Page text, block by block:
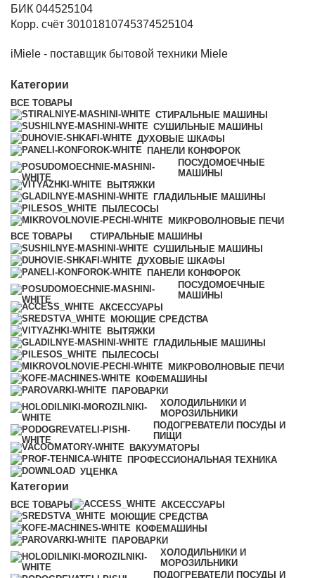
БИК 044525104
Корр. счёт 30101810745374525104
iMiele - поставщик бытовой техники Miele
Категории
ВСЕ ТОВАРЫ
СТИРАЛЬНЫЕ МАШИНЫ
СУШИЛЬНЫЕ МАШИНЫ
ДУХОВЫЕ ШКАФЫ
ПАНЕЛИ КОНФОРОК
ПОСУДОМОЕЧНЫЕ
МАШИНЫ
ВЫТЯЖКИ
ГЛАДИЛЬНЫЕ МАШИНЫ
ПЫЛЕСОСЫ
МИКРОВОЛНОВЫЕ ПЕЧИ
ВСЕ ТОВАРЫ
СТИРАЛЬНЫЕ МАШИНЫ
СУШИЛЬНЫЕ МАШИНЫ
ДУХОВЫЕ ШКАФЫ
ПАНЕЛИ КОНФОРОК
ПОСУДОМОЕЧНЫЕ
МАШИНЫ
АКСЕССУАРЫ
МОЮЩИЕ СРЕДСТВА
ВЫТЯЖКИ
ГЛАДИЛЬНЫЕ МАШИНЫ
ПЫЛЕСОСЫ
МИКРОВОЛНОВЫЕ ПЕЧИ
КОФЕМАШИНЫ
ПАРОВАРКИ
ХОЛОДИЛЬНИКИ И
МОРОЗИЛЬНИКИ
ПОДОГРЕВАТЕЛИ ПОСУДЫ И
ПИЩИ
ВАКУУМАТОРЫ
ПРОФЕССИОНАЛЬНАЯ ТЕХНИКА
УЦЕНКА
Категории
ВСЕ ТОВАРЫ
АКСЕССУАРЫ
МОЮЩИЕ СРЕДСТВА
КОФЕМАШИНЫ
ПАРОВАРКИ
ХОЛОДИЛЬНИКИ И
МОРОЗИЛЬНИКИ
ПОДОГРЕВАТЕЛИ ПОСУДЫ И